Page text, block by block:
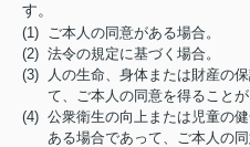
す。
(1) ご本人の同意がある場合。
(2) 法令の規定に基づく場合。
(3) 人の生命、身体または財産の
て、ご本人の同意を得ることが
(4) 公衆衛生の向上または児童の
ある場合であって、ご本人の